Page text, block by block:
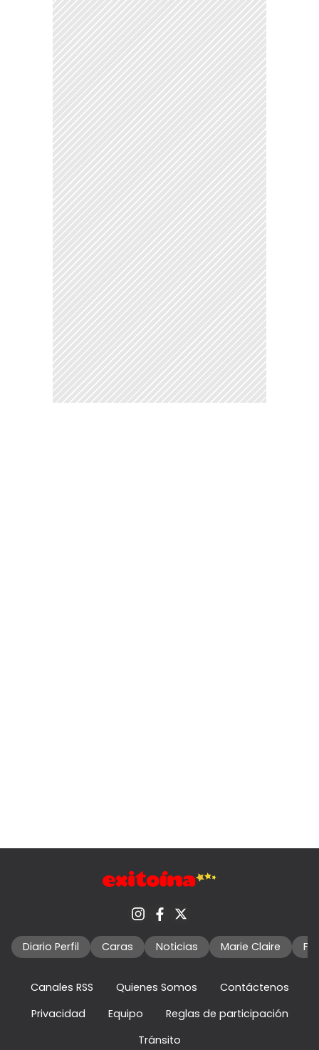
Diario Perfil Caras Noticias Marie Claire
Canales RSS Quienes Somos
Contáctenos
Privacidad
Equipo
Reglas de participación
Tránsito